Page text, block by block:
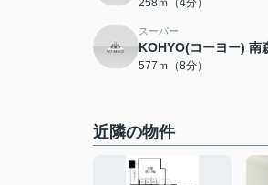
258ｍ（4分）
スーパー
KOHYO(コーヨー) 南
577ｍ（8分）
近隣の物件